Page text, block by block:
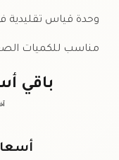
وحدة قياس تقليدية
مناسب للكميات
باقي